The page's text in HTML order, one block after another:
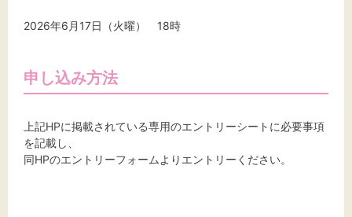
2026年6月17日（火曜） 18時
申し込み方法
上記HPに掲載されている専用のエントリーシートに必要事項
を記載し、
同HPのエントリーフォームよりエントリーください。